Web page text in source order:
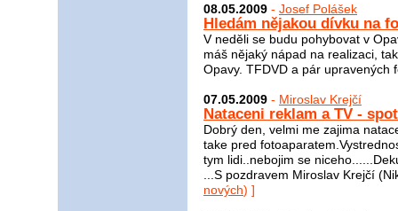
08.05.2009 - Josef Polášek
Hledám nějakou dívku na
V neděli se budu pohybovat v
máš nějaký nápad na realizaci,
Opavy. TFDVD a pár upravených
07.05.2009 - Miroslav Krejčí
Nataceni reklam a TV -
Dobrý den, velmi me zajima
take pred
tym lidi..nebojim se
...S pozdravem Miroslav Krejčí
nových) ]